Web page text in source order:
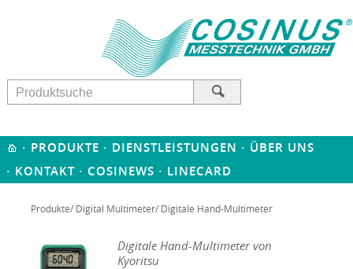
· PRODUKTE · DIENSTLEISTUNGEN · ÜBER UNS
· KONTAKT · COSINEWS · LINECARD
Produkte/ Digital Multimeter/ Digitale Hand-Multimeter
Digitale Hand-Multimeter von
Kyoritsu